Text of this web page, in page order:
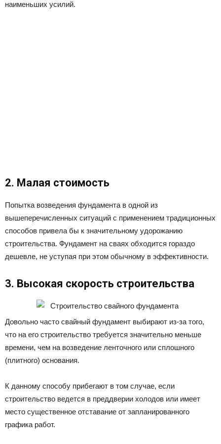
наименьших усилий.
2. Малая стоимость
Попытка возведения фундамента в одной из
вышеперечисленных ситуаций с применением традиционных
способов привела бы к значительному удорожанию
строительства. Фундамент на сваях обходится гораздо
дешевле, не уступая при этом обычному в эффективности.
3. Высокая скорость строительства
Довольно часто свайный фундамент выбирают из-за того,
что на его строительство требуется значительно меньше
времени, чем на возведение ленточного или сплошного
(плитного) основания.
К данному способу прибегают в том случае, если
строительство ведется в преддверии холодов или имеет
место существенное отставание от запланированного
графика работ.